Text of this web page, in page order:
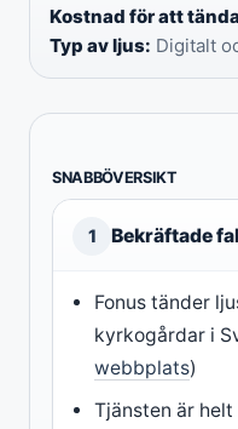
Kostnad för att
Typ av ljus: Digitalt
SNABBÖVERSIKT
1 Bekräftade
Fonus tänder
kyrkogårdar i
webbplats)
Tjänsten är